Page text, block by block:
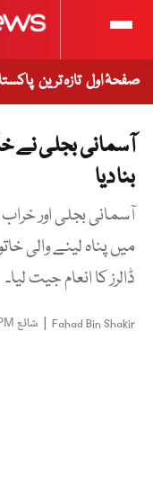
صفحۂ اول تازہ ترین
آسمانی بجلی نے
بنا دیا
آسمانی بجلی اور
ڈالرز کا انعام جیت لیا۔
Fahad Bin Shakir
| شائع